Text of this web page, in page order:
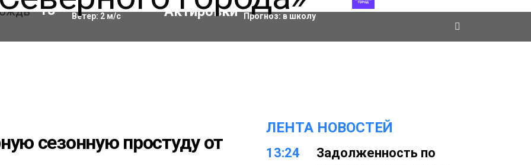
13°C Влажность:68%
Ветер: 2м/с
Актировки
Прогноз: в школу
сезонную простуду от
ЛЕНТА НОВОСТЕЙ
13:24
Задолженность по